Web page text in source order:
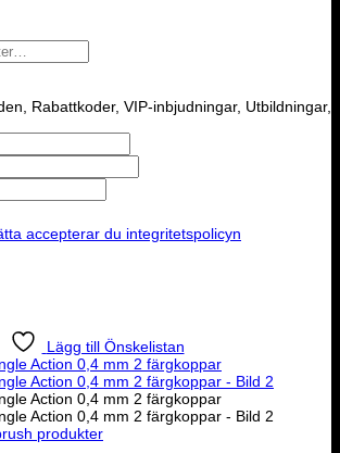
Rabattkoder, VIP-inbjudningar, Utbildningar,
accepterar du integritetspolicyn
Lägg till Önskelistan
produkter